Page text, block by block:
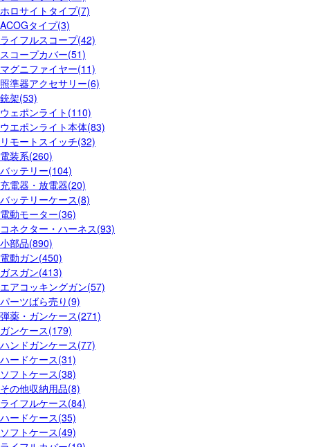
ホロサイトタイプ(7)
ACOGタイプ(3)
ライフルスコープ(42)
スコープカバー(51)
マグニファイヤー(11)
照準器アクセサリー(6)
銃架(53)
ウェポンライト(110)
ウエポンライト本体(83)
リモートスイッチ(32)
電装系(260)
バッテリー(104)
充電器・放電器(20)
バッテリーケース(8)
電動モーター(36)
コネクター・ハーネス(93)
小部品(890)
電動ガン(450)
ガスガン(413)
エアコッキングガン(57)
パーツばら売り(9)
弾薬・ガンケース(271)
ガンケース(179)
ハンドガンケース(77)
ハードケース(31)
ソフトケース(38)
その他収納用品(8)
ライフルケース(84)
ハードケース(35)
ソフトケース(49)